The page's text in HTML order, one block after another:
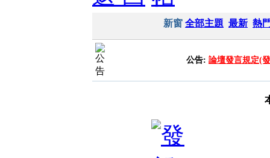
新窗 全部主題 最新 熱
公告: 論壇發言規定(